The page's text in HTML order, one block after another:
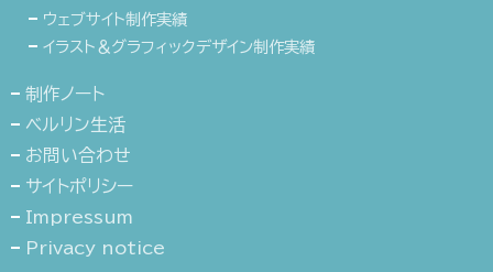
ウェブサイト制作実績
イラスト＆グラフィックデザイン制作実績
制作ノート
ベルリン生活
お問い合わせ
サイトポリシー
Impressum
Privacy notice